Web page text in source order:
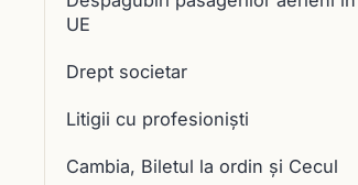
UE
Drept societar
Litigii cu profesioniști
Cambia, Biletul la ordin și Cecul